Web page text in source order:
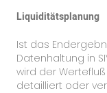
Liquiditätsplanung
Ist das
Datenhaltung in
wird der
detailliert oder